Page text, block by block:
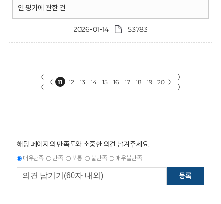
인 평가에 관한 건
2026-01-14 53783
〈
〈
〈 11 12 13 14 15 16 17 18 19 20 〉
〉
〉
해당 페이지의 만족도와 소중한 의견 남겨주세요.
매우만족 만족 보통 불만족 매우불만족
등록